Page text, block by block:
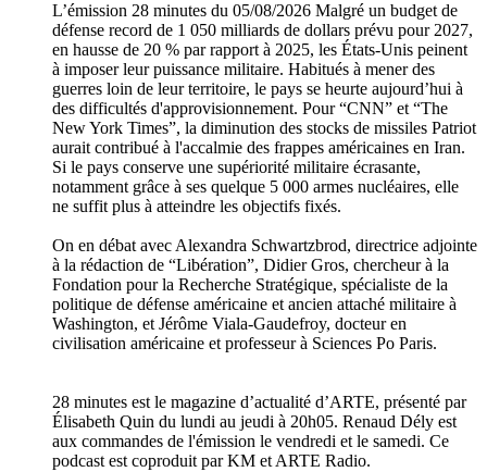
L’émission 28 minutes du 05/08/2026 Malgré un budget de
défense record de 1 050 milliards de dollars prévu pour 2027,
en hausse de 20 % par rapport à 2025, les États-Unis peinent
à imposer leur puissance militaire. Habitués à mener des
guerres loin de leur territoire, le pays se heurte aujourd’hui à
des difficultés d'approvisionnement. Pour “CNN” et “The
New York Times”, la diminution des stocks de missiles Patriot
aurait contribué à l'accalmie des frappes américaines en Iran.
Si le pays conserve une supériorité militaire écrasante,
notamment grâce à ses quelque 5 000 armes nucléaires, elle
ne suffit plus à atteindre les objectifs fixés.
On en débat avec Alexandra Schwartzbrod, directrice adjointe
à la rédaction de “Libération”, Didier Gros, chercheur à la
Fondation pour la Recherche Stratégique, spécialiste de la
politique de défense américaine et ancien attaché militaire à
Washington, et Jérôme Viala-Gaudefroy, docteur en
civilisation américaine et professeur à Sciences Po Paris.
28 minutes est le magazine d’actualité d’ARTE, présenté par
Élisabeth Quin du lundi au jeudi à 20h05. Renaud Dély est
aux commandes de l'émission le vendredi et le samedi. Ce
podcast est coproduit par KM et ARTE Radio.